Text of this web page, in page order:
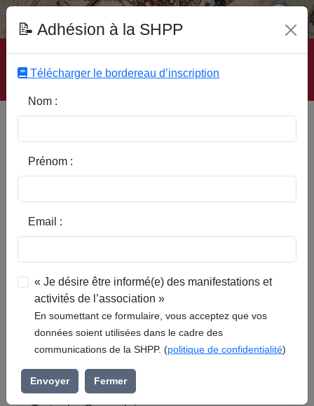
Accueil | Site SHPP | Auteurs | Editeurs | Rubriques |
Sous-Rubriques | Mots-Clefs | Contact
Réinitialiser
Sous-rubrique / Commune :
📝 Adhésion à la SHPP
Télécharger le bordereau d’inscription
Nom :
Prénom :
Email :
« Je désire être informé(e) des manifestations et
activités de l’association »
En soumettant ce formulaire, vous acceptez que vos
données soient utilisées dans le cadre des
communications de la SHPP. (politique de confidentialité)
Envoyer Fermer